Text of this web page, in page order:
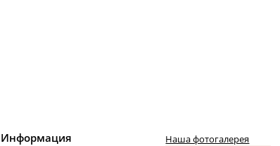
Информация Наша фотогалерея